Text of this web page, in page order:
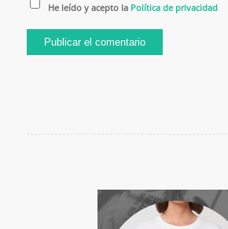
He leído y acepto la Política de privacidad